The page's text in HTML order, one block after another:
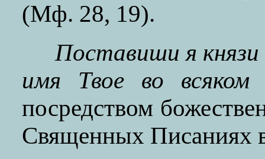
(Мф. 28, 19).
Поставиши я князи
имя Твое во
посредством
Священных Писаниях